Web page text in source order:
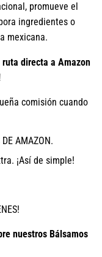
promueve el
ingredientes o
mexicana.
ruta directa a Amazon
comisión cuando
DE AMAZON.
¡Así de simple!
nuestros Bálsamos